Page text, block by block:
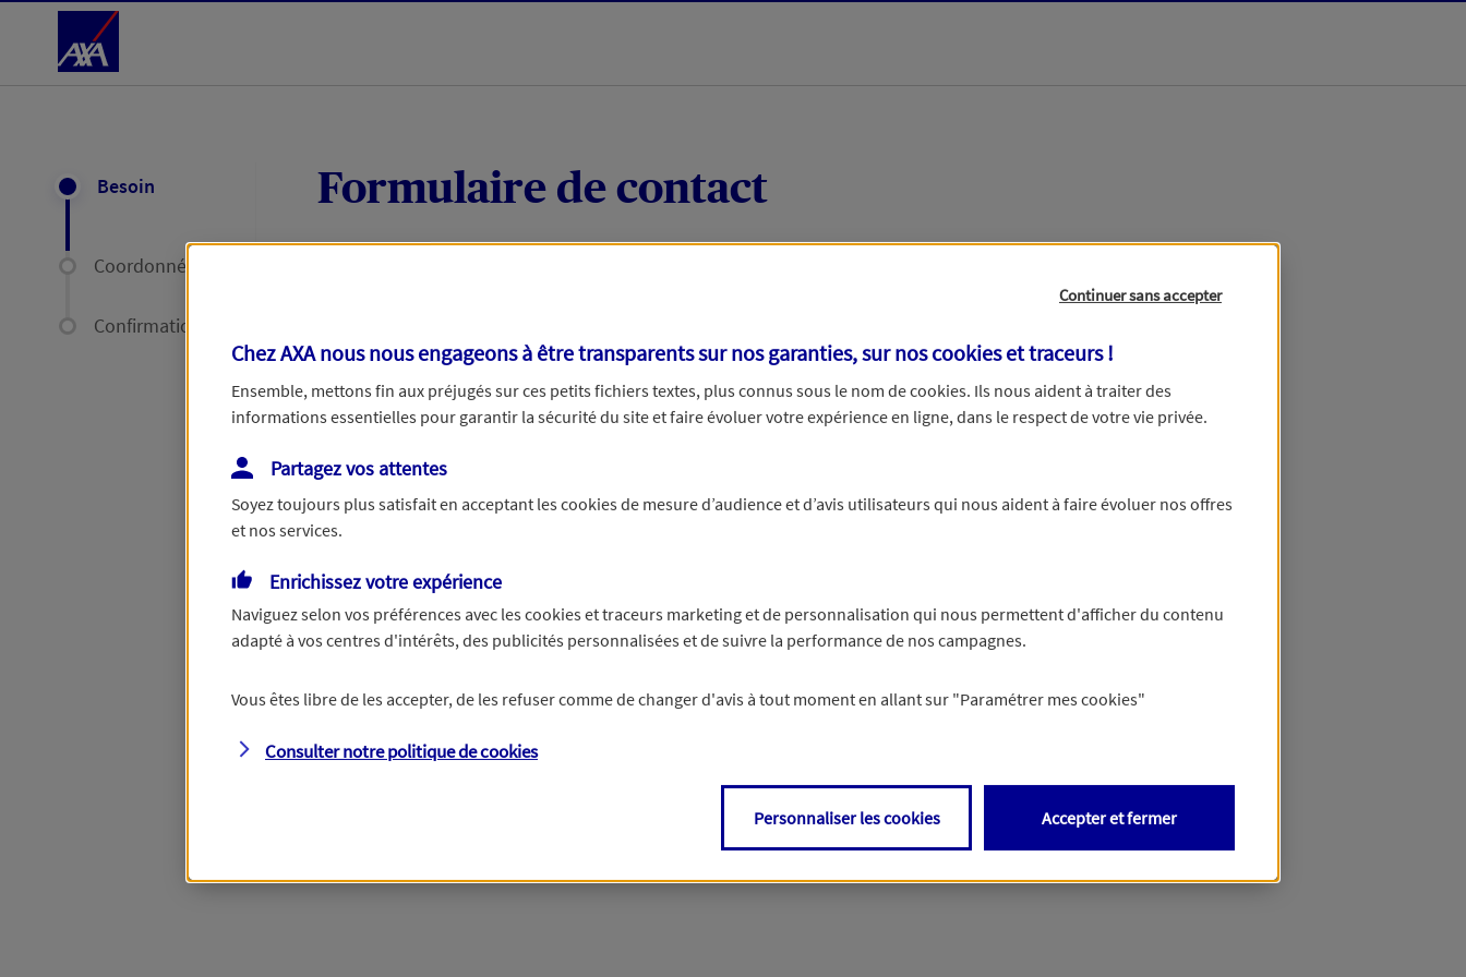
Accéder au Contenu
Besoin
Coordonnées
Confirmation
Formulaire de contact
Votre message :
Vous disposez de droits sur les informations vous concernant. Pour plus d’informations,
Continuer sans accepter
Chez AXA nous nous engageons à être transparents sur nos garanties, sur noscookies et traceurs!
Ensemble, mettons fin aux préjugés sur ces petits fichiers textes, plus connus sous le nom decookies. Ils nous aident à traiter des
informations essentielles pour garantir la sécurité du site et faire évoluer votre expérience en ligne, dans le respect de votre vie privée.
Partagez vos attentes
Soyez toujours plus satisfait en acceptant les cookies de mesure d’audience et d’avis utilisateurs qui nous aident à faire évoluer nos offres
et nos services.
Enrichissez votre expérience
Naviguez selon vos préférences avec les cookies et traceurs marketing et de personnalisation qui nous permettent d'afficher du contenu
adapté à vos centres d'intérêts, des publicités personnalisées et de suivre la performance de nos campagnes.
Vous êtes libre de les accepter, de les refuser comme de changer d'avis à tout moment en allant sur "Paramétrer mes cookies"
Consulter notre politique decookies
Personnaliser les cookies Accepter et fermer